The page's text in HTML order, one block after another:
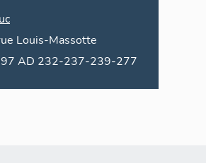
Louis-Massotte
1997 AD 232-237-239-277